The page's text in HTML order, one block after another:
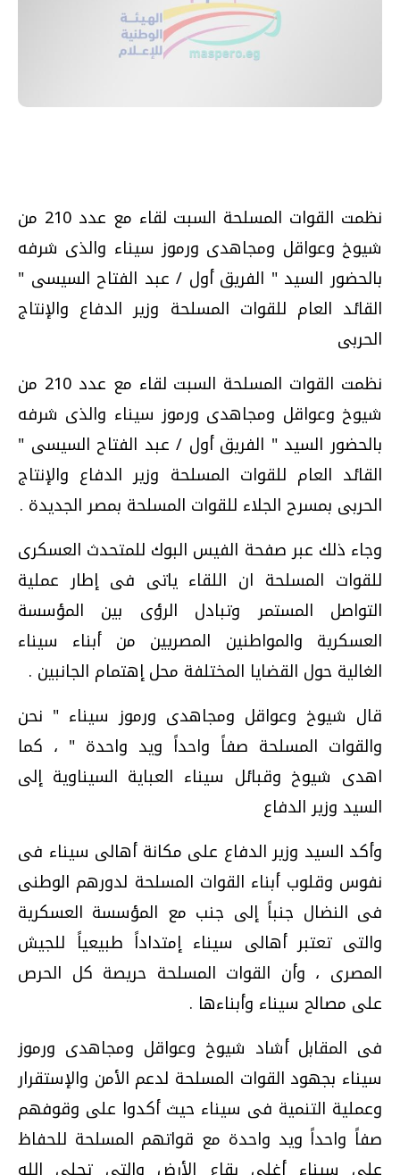
نظمت القوات المسلحة السبت لقاء مع عدد 210 من
شيوخ وعواقل ومجاهدى ورموز سيناء والذى شرفه
بالحضور السيد " الفريق أول / عبد الفتاح السيسى "
القائد العام للقوات المسلحة وزير الدفاع والإنتاج
الحربى
نظمت القوات المسلحة السبت لقاء مع عدد 210 من
شيوخ وعواقل ومجاهدى ورموز سيناء والذى شرفه
بالحضور السيد " الفريق أول / عبد الفتاح السيسى "
القائد العام للقوات المسلحة وزير الدفاع والإنتاج
الحربى بمسرح الجلاء للقوات المسلحة بمصر الجديدة .
وجاء ذلك عبر صفحة الفيس البوك للمتحدث العسكرى
للقوات المسلحة ان اللقاء ياتى فى إطار عملية
التواصل المستمر وتبادل الرؤى بين المؤسسة
العسكرية والمواطنين المصريين من أبناء سيناء
الغالية حول القضايا المختلفة محل إهتمام الجانبين .
قال شيوخ وعواقل ومجاهدى ورموز سيناء " نحن
والقوات المسلحة صفاً واحداً ويد واحدة " ، كما
اهدى شيوخ وقبائل سيناء العباية السيناوية إلى
السيد وزير الدفاع
وأكد السيد وزير الدفاع على مكانة أهالى سيناء فى
نفوس وقلوب أبناء القوات المسلحة لدورهم الوطنى
فى النضال جنباً إلى جنب مع المؤسسة العسكرية
والتى تعتبر أهالى سيناء إمتداداً طبيعياً للجيش
المصرى ، وأن القوات المسلحة حريصة كل الحرص
على مصالح سيناء وأبناءها .
فى المقابل أشاد شيوخ وعواقل ومجاهدى ورموز
سيناء بجهود القوات المسلحة لدعم الأمن والإستقرار
وعملية التنمية فى سيناء حيث أكدوا على وقوفهم
صفاً واحداً ويد واحدة مع قواتهم المسلحة للحفاظ